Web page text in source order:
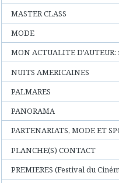
MASTER CLASS
MODE
MON ACTUALITE
NUITS AMERICAINES
PALMARES
PANORAMA
PARTENARIATS, MODE ET
PLANCHE(S) CONTACT
PREMIERES (Festival du